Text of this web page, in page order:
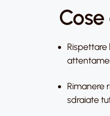
Rispettare
Rimanere
sdraiate